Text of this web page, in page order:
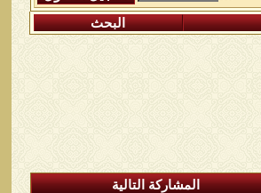
البحث
المشاركة التالية